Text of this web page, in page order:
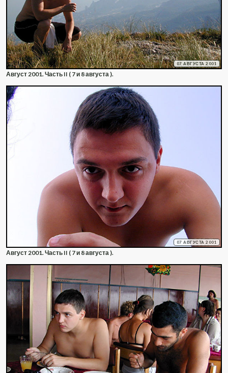
07 АВГУСТА 2001
Август 2001. Часть II ( 7 и 8 августа ).
07 АВГУСТА 2001
Август 2001. Часть II ( 7 и 8 августа ).